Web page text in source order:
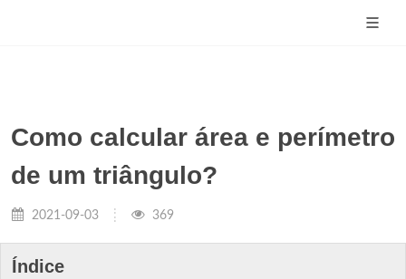
Como calcular área e perímetro
de um triângulo?
2021-09-03 369
Índice